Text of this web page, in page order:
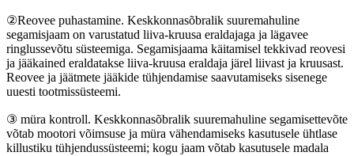
②Reovee puhastamine. Keskkonnasõbralik suuremahuline
segamisjaam on varustatud liiva-kruusa eraldajaga ja lägavee
ringlussevõtu süsteemiga. Segamisjaama käitamisel tekkivad reovesi
ja jääkained eraldatakse liiva-kruusa eraldaja järel liivast ja kruusast.
Reovee ja jäätmete jääkide tühjendamise saavutamiseks sisenege
uuesti tootmissüsteemi.
③ müra kontroll. Keskkonnasõbralik suuremahuline segamisettevõte
võtab mootori võimsuse ja müra vähendamiseks kasutusele ühtlase
killustiku tühjendussüsteemi; kogu jaam võtab kasutusele madala